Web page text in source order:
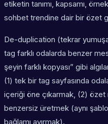
etiketin tanımı, kapsamı,
sohbet trendine dair bir özet
De-duplication (tekrar
tag farklı odalarda benzer
şeyin farklı kopyası” gibi
(1) tek bir tag sayfasında
içeriği öne çıkarmak, (2)
benzersiz üretmek (aynı
bağlamı ayırmak).